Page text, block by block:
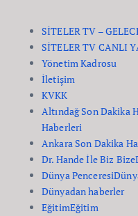
SİTELER TV –
SİTELER TV CANLI
Yönetim Kadrosu
İletişim
KVKK
Altındağ Son Dakika
Haberleri
Ankara Son Dakika
Dr. Hande İle Biz Bize
Dünya Penceresi
Dünyadan haberler
EğitimEğitim